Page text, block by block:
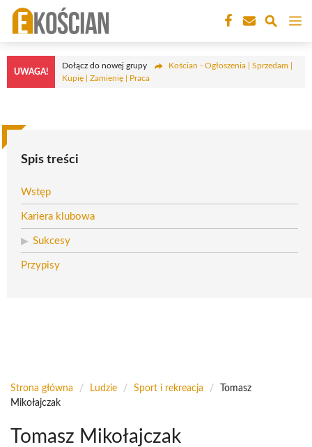
Przejdź
treści
UWAGA!
Dołącz do nowej grupy
Kościan - Ogłoszenia | Sprzedam |
Kupię | Zamienię | Praca
Spis treści
Wstęp
Kariera klubowa
Sukcesy
Przypisy
Strona główna / Ludzie / Sport i rekreacja /
Tomasz
Mikołajczak
Tomasz Mikołajczak